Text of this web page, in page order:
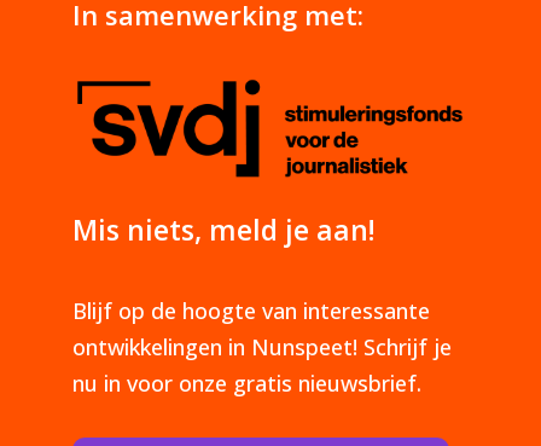
In samenwerking met:
Mis niets, meld je aan!
Blijf op de hoogte van interessante
ontwikkelingen in Nunspeet! Schrijf je
nu in voor onze gratis nieuwsbrief.